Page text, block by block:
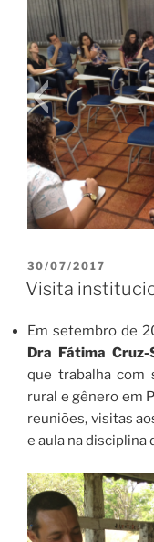
PUBLICADO
EM
30/07/2017
Visita
Em setembro de
Dra Fátima Cruz-
que trabalha com
rural e gênero em
reuniões, visitas
e aula na disciplina